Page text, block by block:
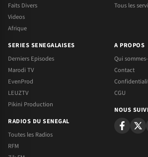
Faits Divers
Videos
Afrique
Tous les
SERIES SENEGALAISES
Derniers Episodes
Marodi TV
EvenProd
LEUZTV
Pikini Production
RADIOS DU SENEGAL
Toutes les Radios
RFM
A PROPOS
Qui
Contact
CGU
NOUS